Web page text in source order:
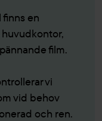
en
huvudkontor,
film.
vi
vid behov
och ren.